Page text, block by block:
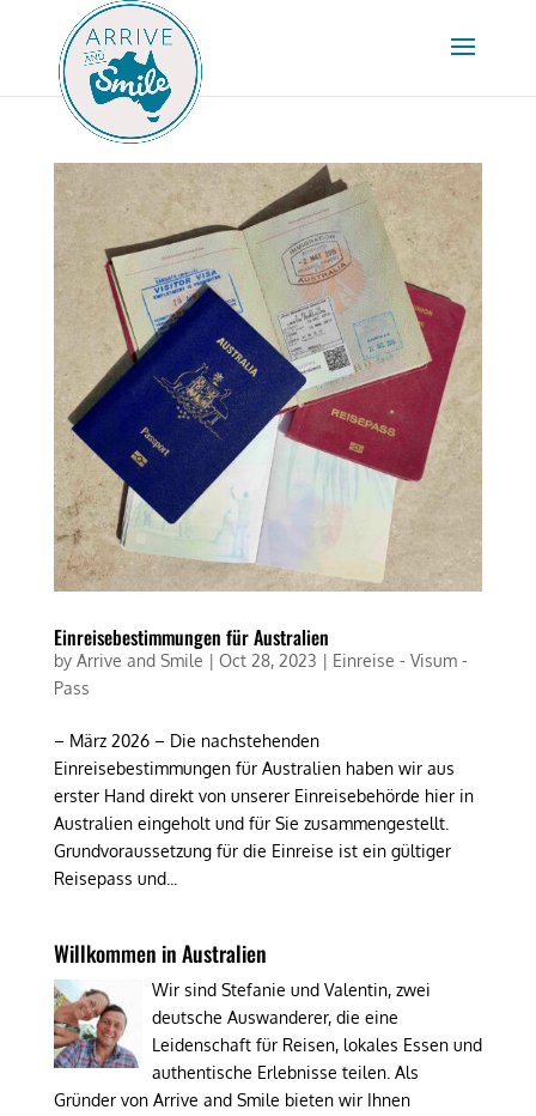
Einreisebestimmungen für Australien
by Arrive and Smile | Oct 28, 2023 | Einreise - Visum -
Pass
– März 2026 – Die nachstehenden
Einreisebestimmungen für Australien haben wir aus
erster Hand direkt von unserer Einreisebehörde hier in
Australien eingeholt und für Sie zusammengestellt.
Grundvoraussetzung für die Einreise ist ein gültiger
Reisepass und...
Willkommen in Australien
Wir sind Stefanie und Valentin, zwei
deutsche Auswanderer, die eine
Leidenschaft für Reisen, lokales Essen und
authentische Erlebnisse teilen. Als
Gründer von Arrive and Smile bieten wir Ihnen